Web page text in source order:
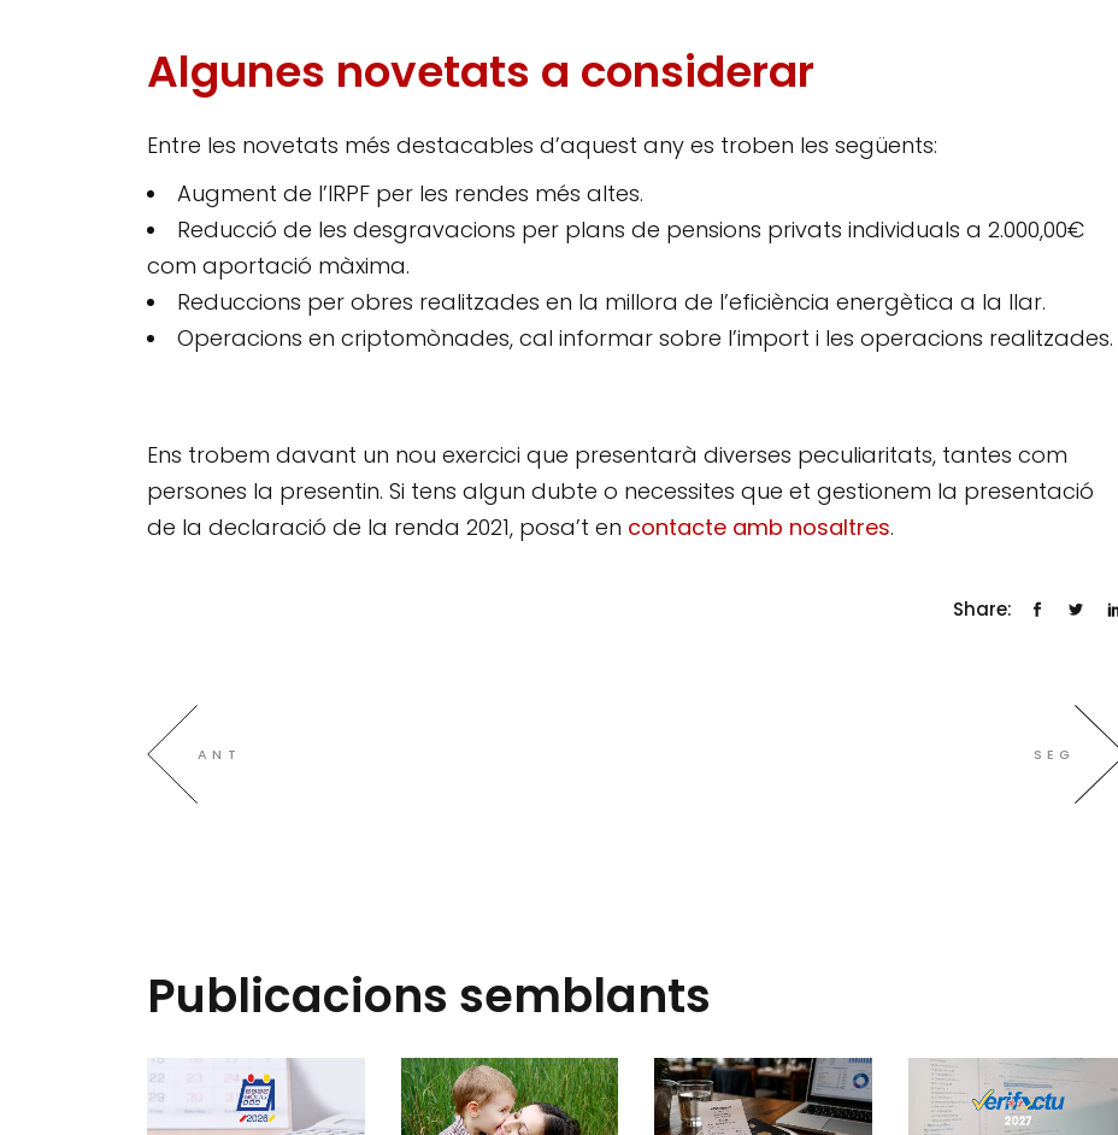
Algunes novetats a considerar
Entre les novetats més destacables d’aquest any es troben les següents:
Augment de l’IRPF per les rendes més altes.
Reducció de les desgravacions per plans de pensions privats individuals a 2.000,00€
com aportació màxima.
Reduccions per obres realitzades en la millora de l’eficiència energètica a la llar.
Operacions en criptomònades, cal informar sobre l’import i les operacions realitzades.
Ens trobem davant un nou exercici que presentarà diverses peculiaritats, tantes com
persones la presentin. Si tens algun dubte o necessites que et gestionem la presentació
de la declaració de la renda 2021, posa’t en contacte amb nosaltres.
Share:
ANT SEG
Publicacions semblants